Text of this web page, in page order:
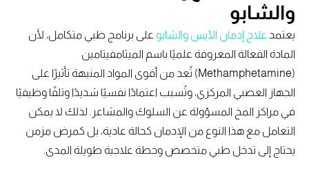
والشابو
يعتمدعلاج إدمان الآيس والشابوعلى برنامج طبي متكامل، لأن
المادة الفعالة المعروفة علميًا باسم الميثامفيتامين
(Methamphetamine) تُعد من أقوى المواد المنبهة تأثيرًا على
الجهاز العصبي المركزي، وتُسبب اعتمادًا نفسيًا شديدًا وتلفًا وظيفيًا
في مراكز المخ المسؤولة عن السلوك والمشاعر. لذلك لا يمكن
التعامل مع هذا النوع من الإدمان كحالة عادية، بل كمرض مزمن
يحتاج إلى تدخل طبي متخصص وخطة علاجية طويلة المدى.